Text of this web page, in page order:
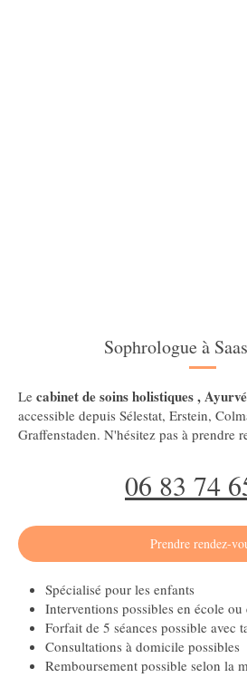
Sophrologue à
Le cabinet de soins holistiques ,
accessible depuis Sélestat, Erstein,
Graffenstaden. N'hésitez pas à prendre
06 83 74
Prendre rendez-
Spécialisé pour les enfants
Interventions possibles en école ou
Forfait de 5 séances possible avec
Consultations à domicile possibles
Remboursement possible selon la